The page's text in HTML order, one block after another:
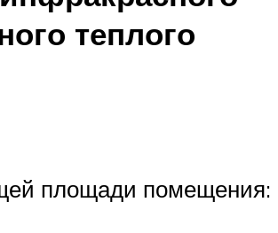
теплого
площади помещения: